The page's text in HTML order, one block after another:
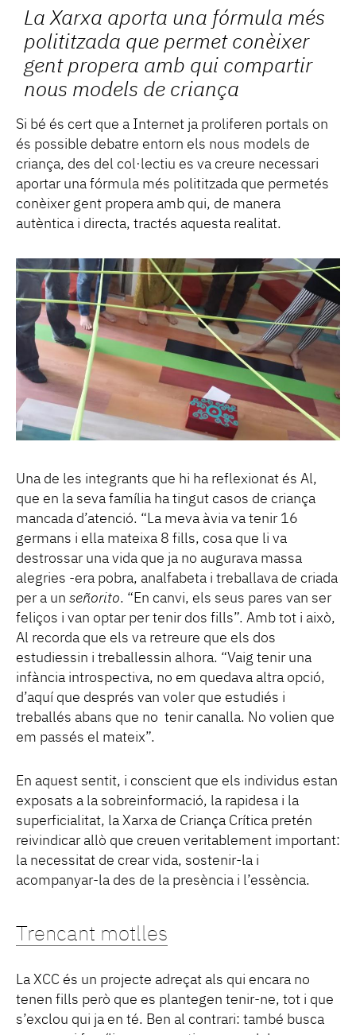
La Xarxa aporta una fórmula més
polititzada que permet conèixer
gent propera amb qui compartir
nous models de criança
Si bé és cert que a Internet ja proliferen portals on
és possible debatre entorn els nous models de
criança, des del col·lectiu es va creure necessari
aportar una fórmula més polititzada que permetés
conèixer gent propera amb qui, de manera
autèntica i directa, tractés aquesta realitat.
Una de les integrants que hi ha reflexionat és Al,
que en la seva família ha tingut casos de criança
mancada d’atenció. “La meva àvia va tenir 16
germans i ella mateixa 8 fills, cosa que li va
destrossar una vida que ja no augurava massa
alegries -era pobra, analfabeta i treballava de criada
per a un señorito. “En canvi, els seus pares van ser
feliços i van optar per tenir dos fills”. Amb tot i això,
Al recorda que els va retreure que els dos
estudiessin i treballessin alhora. “Vaig tenir una
infància introspectiva, no em quedava altra opció,
d’aquí que després van voler que estudiés i
treballés abans que no tenir canalla. No volien que
em passés el mateix”.
En aquest sentit, i conscient que els individus estan
exposats a la sobreinformació, la rapidesa i la
superficialitat, la Xarxa de Criança Crítica pretén
reivindicar allò que creuen veritablement important:
la necessitat de crear vida, sostenir-la i
acompanyar-la des de la presència i l’essència.
Trencant motlles
La XCC és un projecte adreçat als qui encara no
tenen fills però que es plantegen tenir-ne, tot i que
s’exclou qui ja en té. Ben al contrari: també busca